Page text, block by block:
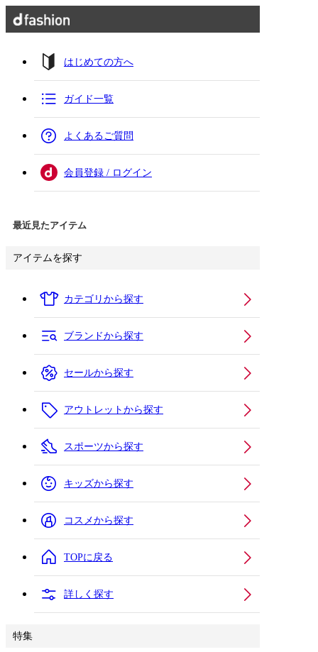
はじめての方へ
ガイド一覧
よくあるご質問
会員登録 / ログイン
最近見たアイテム
アイテムを探す
カテゴリから探す
ブランドから探す
セールから探す
アウトレットから探す
スポーツから探す
キッズから探す
コスメから探す
TOPに戻る
詳しく探す
特集